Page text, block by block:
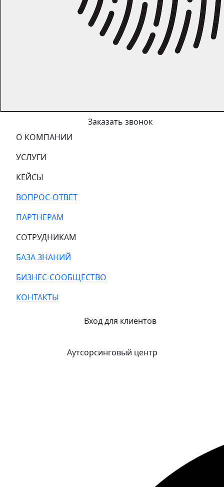
Заказать звонок
О КОМПАНИИ
УСЛУГИ
КЕЙСЫ
ВОПРОС-ОТВЕТ
ПАРТНЕРАМ
СОТРУДНИКАМ
БАЗА ЗНАНИЙ
БИЗНЕС-СООБЩЕСТВО
КОНТАКТЫ
Вход для клиентов
Аутсорсинговый центр